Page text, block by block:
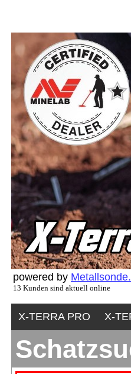
powered by
13 Kunden sind aktuell online
X-TERRA PRO X-